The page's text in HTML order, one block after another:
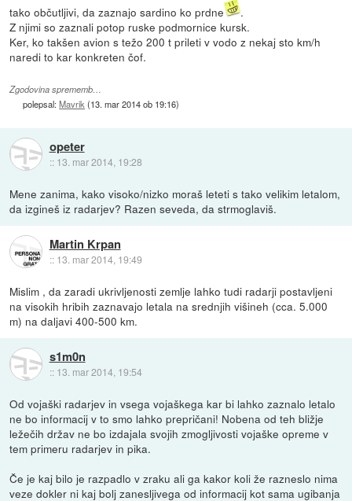
tako občutljivi, da zaznajo sardino ko prdne
.
Z njimi so zaznali potop ruske podmornice kursk.
Ker, ko takšen avion s težo 200 t prileti v vodo z nekaj sto km/h
naredi to kar konkreten čof.
Zgodovina sprememb…
polepsal:Mavrik (13. mar 2014 ob 19:16)
opeter
:: 13. mar 2014, 19:28
Mene zanima, kako visoko/nizko moraš leteti s tako velikim letalom,
da izgineš iz radarjev? Razen seveda, da strmoglaviš.
Martin Krpan
:: 13. mar 2014, 19:49
Mislim , da zaradi ukrivljenosti zemlje lahko tudi radarji postavljeni
na visokih hribih zaznavajo letala na srednjih višineh (cca. 5.000
m) na daljavi 400-500 km.
s1m0n
:: 13. mar 2014, 19:54
Od vojaški radarjev in vsega vojaškega kar bi lahko zaznalo letalo
ne bo informacij v to smo lahko prepričani! Nobena od teh bližje
ležečih držav ne bo izdajala svojih zmogljivosti vojaške opreme v
tem primeru radarjev in pika.
Če je kaj bilo je razpadlo v zraku ali ga kakor koli že razneslo nima
veze dokler ni kaj bolj zanesljivega od informacij kot sama ugibanja